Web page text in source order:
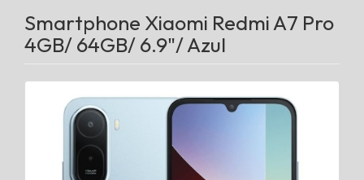
Smartphone Xiaomi Redmi A7 Pro
4GB/ 64GB/ 6.9"/ Azul